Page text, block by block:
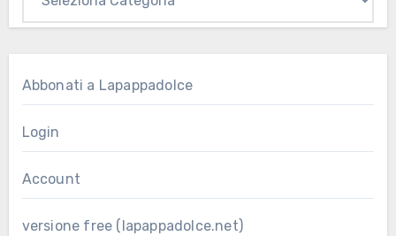
Abbonati a Lapappadolce
Login
Account
versione free (lapappadolce.net)